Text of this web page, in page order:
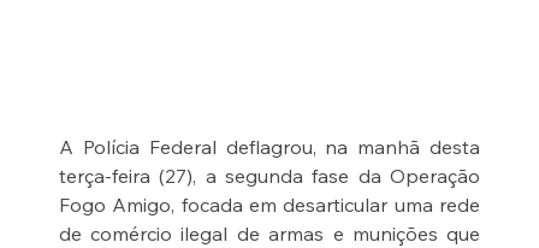
A Polícia Federal deflagrou, na manhã desta
terça-feira (27), a segunda fase da Operação
Fogo Amigo, focada em desarticular uma rede
de comércio ilegal de armas e munições que